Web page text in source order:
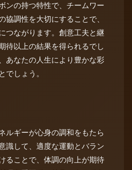
ンの持つ特性で、チームワー
協調性を大切にすることで、
つながります。創意工夫と継
待以上の結果を得られるでし
あなたの人生により豊かな彩
でしょう。
ルギーが心身の調和をもたら
識して、適度な運動とバラン
ることで、体調の向上が期待